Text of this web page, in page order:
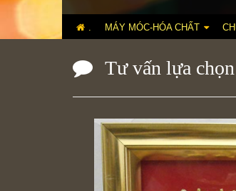
MÁY MÓC-HÓA CHẤT
Tư vấn lựa